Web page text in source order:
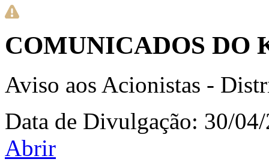
COMUNICADOS DO
Aviso aos Acionistas -
Data de Divulgação: 30/
Abrir